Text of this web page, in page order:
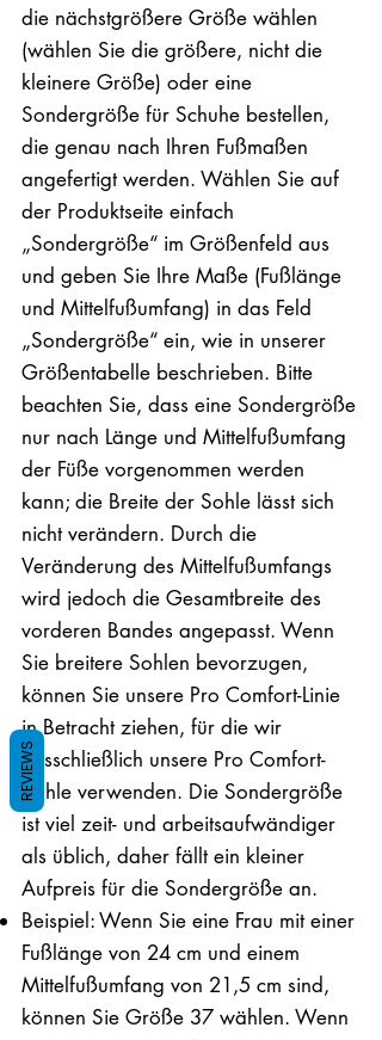
die nächstgrößere Größe wählen
(wählen Sie die größere, nicht die
kleinere Größe) oder eine
Sondergröße für Schuhe bestellen,
die genau nach Ihren Fußmaßen
angefertigt werden. Wählen Sie auf
der Produktseite einfach
„Sondergröße“ im Größenfeld aus
und geben Sie Ihre Maße (Fußlänge
und Mittelfußumfang) in das Feld
„Sondergröße“ ein, wie in unserer
Größentabelle beschrieben. Bitte
beachten Sie, dass eine Sondergröße
nur nach Länge und Mittelfußumfang
der Füße vorgenommen werden
kann; die Breite der Sohle lässt sich
nicht verändern. Durch die
Veränderung des Mittelfußumfangs
wird jedoch die Gesamtbreite des
vorderen Bandes angepasst. Wenn
Sie breitere Sohlen bevorzugen,
können Sie unsere Pro Comfort-Linie
in Betracht ziehen, für die wir
ausschließlich unsere Pro Comfort-
Sohle verwenden. Die Sondergröße
ist viel zeit- und arbeitsaufwändiger
als üblich, daher fällt ein kleiner
Aufpreis für die Sondergröße an.
Beispiel: Wenn Sie eine Frau mit einer
Fußlänge von 24 cm und einem
Mittelfußumfang von 21,5 cm sind,
können Sie Größe 37 wählen. Wenn
REVIEWS